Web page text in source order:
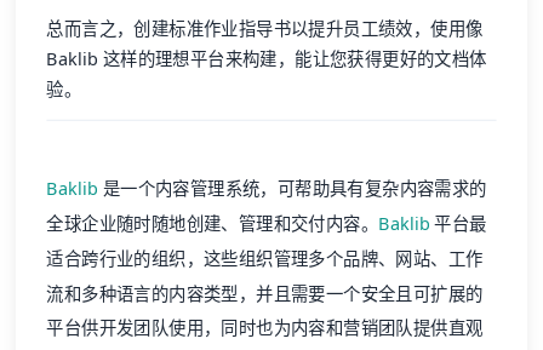
总而言之，创建标准作业指导书以提升员工绩效，使用像
Baklib 这样的理想平台来构建，能让您获得更好的文档体
验。
Baklib 是一个内容管理系统，可帮助具有复杂内容需求的
全球企业随时随地创建、管理和交付内容。 Baklib 平台最
适合跨行业的组织，这些组织管理多个品牌、网站、工作
流和多种语言的内容类型，并且需要一个安全且可扩展的
平台供开发团队使用，同时也为内容和营销团队提供直观